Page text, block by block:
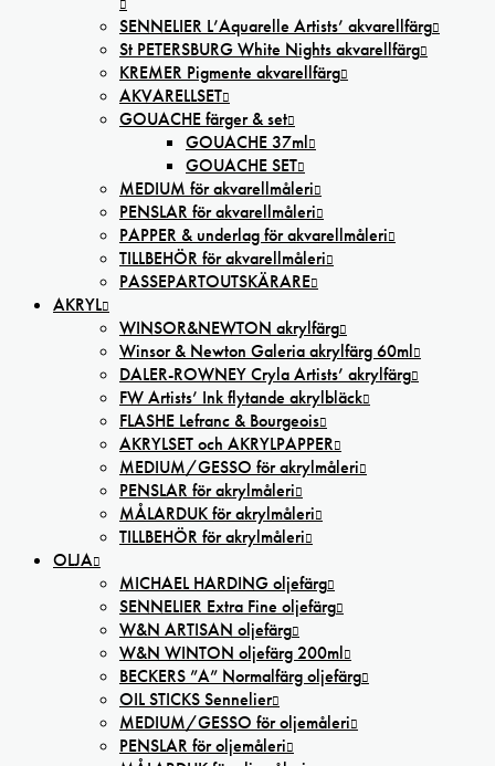
SENNELIER L’Aquarelle Artists’ akvarellfärg
St PETERSBURG White Nights akvarellfärg
KREMER Pigmente akvarellfärg
AKVARELLSET
GOUACHE färger & set
GOUACHE 37ml
GOUACHE SET
MEDIUM för akvarellmåleri
PENSLAR för akvarellmåleri
PAPPER & underlag för akvarellmåleri
TILLBEHÖR för akvarellmåleri
PASSEPARTOUTSKÄRARE
AKRYL
WINSOR&NEWTON akrylfärg
Winsor & Newton Galeria akrylfärg 60ml
DALER-ROWNEY Cryla Artists’ akrylfärg
FW Artists’ Ink flytande akrylbläck
FLASHE Lefranc & Bourgeois
AKRYLSET och AKRYLPAPPER
MEDIUM/GESSO för akrylmåleri
PENSLAR för akrylmåleri
MÅLARDUK för akrylmåleri
TILLBEHÖR för akrylmåleri
OLJA
MICHAEL HARDING oljefärg
SENNELIER Extra Fine oljefärg
W&N ARTISAN oljefärg
W&N WINTON oljefärg 200ml
BECKERS ”A” Normalfärg oljefärg
OIL STICKS Sennelier
MEDIUM/GESSO för oljemåleri
PENSLAR för oljemåleri